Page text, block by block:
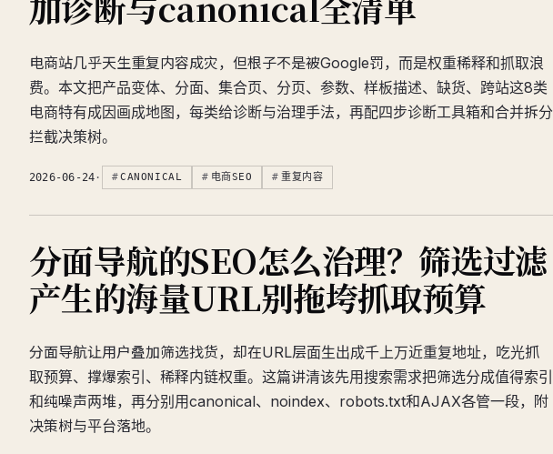
电商站几乎天生重复内容成灾，但根子不是被Google罚，而是权重稀释和抓取浪
费。本文把产品变体、分面、集合页、分页、参数、样板描述、缺货、跨站这8类
电商特有成因画成地图，每类给诊断与治理手法，再配四步诊断工具箱和合并拆分
拦截决策树。
2026-06-24 · CANONICAL 电商SEO 重复内容
分面导航的SEO怎么治理？筛选过滤
产生的海量URL别拖垮抓取预算
分面导航让用户叠加筛选找货，却在URL层面生出成千上万近重复地址，吃光抓
取预算、撑爆索引、稀释内链权重。这篇讲清该先用搜索需求把筛选分成值得索引
和纯噪声两堆，再分别用canonical、noindex、robots.txt和AJAX各管一段，附
决策树与平台落地。